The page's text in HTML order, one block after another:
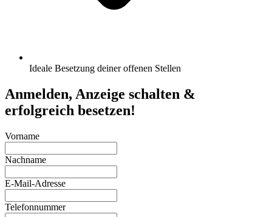
Ideale Besetzung deiner offenen Stellen
Anmelden, Anzeige schalten &
erfolgreich besetzen!
Vorname
Nachname
E-Mail-Adresse
Telefonnummer